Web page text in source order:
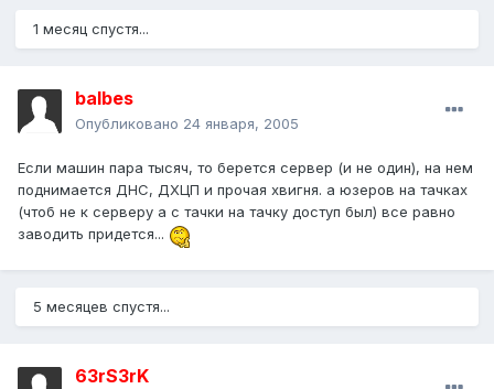
1 месяц спустя...
balbes
Опубликовано 24 января, 2005
Если машин пара тысяч, то берется сервер (и не один), на нем
поднимается ДНС, ДХЦП и прочая хвигня. а юзеров на тачках
(чтоб не к серверу а с тачки на тачку доступ был) все равно
заводить придется...
5 месяцев спустя...
63rS3rK